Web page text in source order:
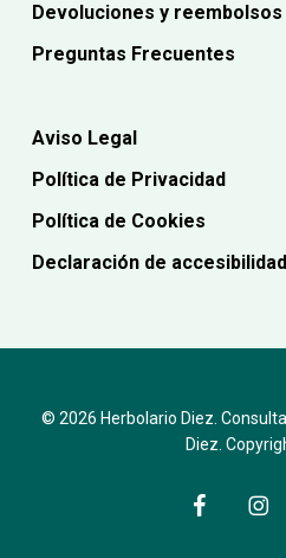
Devoluciones y reembolsos
Preguntas Frecuentes
Aviso Legal
Política de Privacidad
Política de Cookies
Declaración de accesibilidad
© 2026 Herbolario Diez.
Diez.
facebook